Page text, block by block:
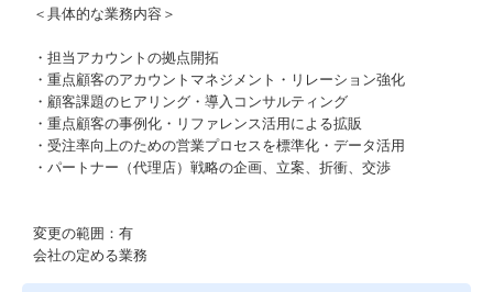
＜具体的な業務内容＞
・担当アカウントの拠点開拓
・重点顧客のアカウントマネジメント・リレーション強化
・顧客課題のヒアリング・導入コンサルティング
・重点顧客の事例化・リファレンス活用による拡販
・受注率向上のための営業プロセスを標準化・データ活用
・パートナー（代理店）戦略の企画、立案、折衝、交渉
変更の範囲：有
会社の定める業務